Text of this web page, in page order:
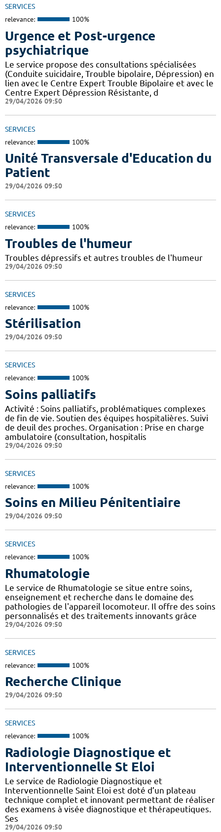
SERVICES
relevance: 100%
Urgence et Post-urgence
psychiatrique
Le service propose des consultations spécialisées
(Conduite suicidaire, Trouble bipolaire, Dépression) en
lien avec le Centre Expert Trouble Bipolaire et avec le
Centre Expert Dépression Résistante, d
29/04/2026 09:50
SERVICES
relevance: 100%
Unité Transversale d'Education du
Patient
29/04/2026 09:50
SERVICES
relevance: 100%
Troubles de l'humeur
Troubles dépressifs et autres troubles de l'humeur
29/04/2026 09:50
SERVICES
relevance: 100%
Stérilisation
29/04/2026 09:50
SERVICES
relevance: 100%
Soins palliatifs
Activité : Soins palliatifs, problématiques complexes
de fin de vie. Soutien des équipes hospitalières. Suivi
de deuil des proches. Organisation : Prise en charge
ambulatoire (consultation, hospitalis
29/04/2026 09:50
SERVICES
relevance: 100%
Soins en Milieu Pénitentiaire
29/04/2026 09:50
SERVICES
relevance: 100%
Rhumatologie
Le service de Rhumatologie se situe entre soins,
enseignement et recherche dans le domaine des
pathologies de l'appareil locomoteur. Il offre des soins
personnalisés et des traitements innovants grâce
29/04/2026 09:50
SERVICES
relevance: 100%
Recherche Clinique
29/04/2026 09:50
SERVICES
relevance: 100%
Radiologie Diagnostique et
Interventionnelle St Eloi
Le service de Radiologie Diagnostique et
Interventionnelle Saint Eloi est doté d’un plateau
technique complet et innovant permettant de réaliser
des examens à visée diagnostique et thérapeutiques.
Ses
29/04/2026 09:50